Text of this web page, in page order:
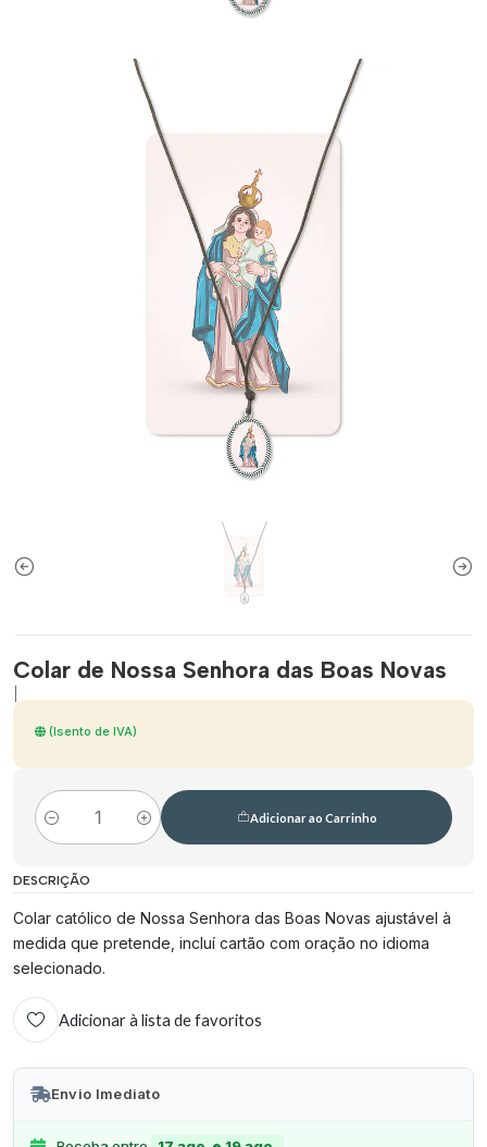
Colar de Nossa Senhora das Boas Novas
(Isento de IVA)
Quantidade
Adicionar ao Carrinho
DESCRIÇÃO
Colar católico de Nossa Senhora das Boas Novas ajustável à
medida que pretende, incluí cartão com oração no idioma
selecionado.
Adicionar à lista de favoritos
Envio Imediato